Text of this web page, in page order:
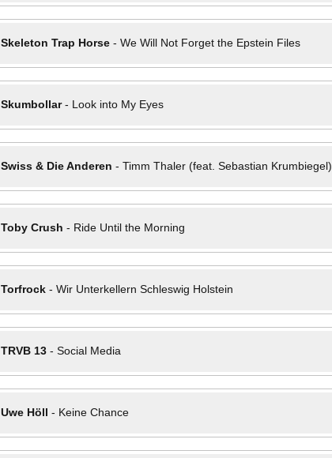
Skeleton Trap Horse- We Will Not Forget the Epstein Files
Skumbollar- Look into My Eyes
Swiss & Die Anderen - Timm Thaler (feat. Sebastian Krumbiegel)
Toby Crush - Ride Until the Morning
Torfrock- Wir Unterkellern Schleswig Holstein
TRVB 13- Social Media
Uwe Höll - Keine Chance